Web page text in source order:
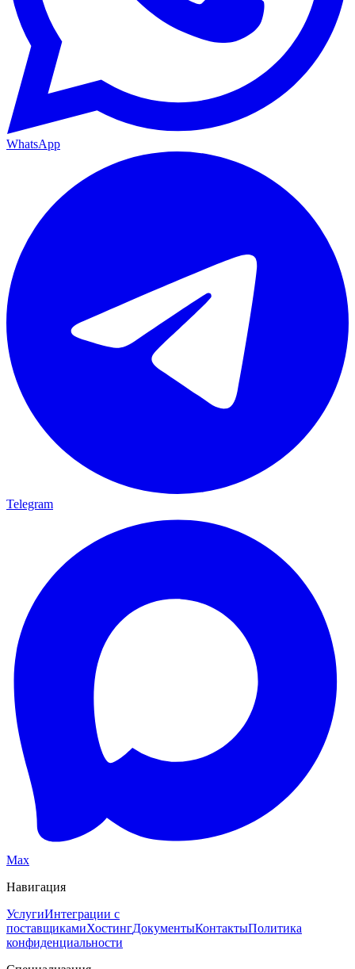
WhatsApp
Telegram
Max
Навигация
УслугиИнтеграции с
поставщикамиХостингДокументыКонтактыПолитика
конфиденциальности